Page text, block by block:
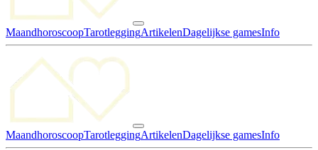
MaandhoroscoopTarotleggingArtikelenDagelijkse gamesInfo
MaandhoroscoopTarotleggingArtikelenDagelijkse gamesInfo